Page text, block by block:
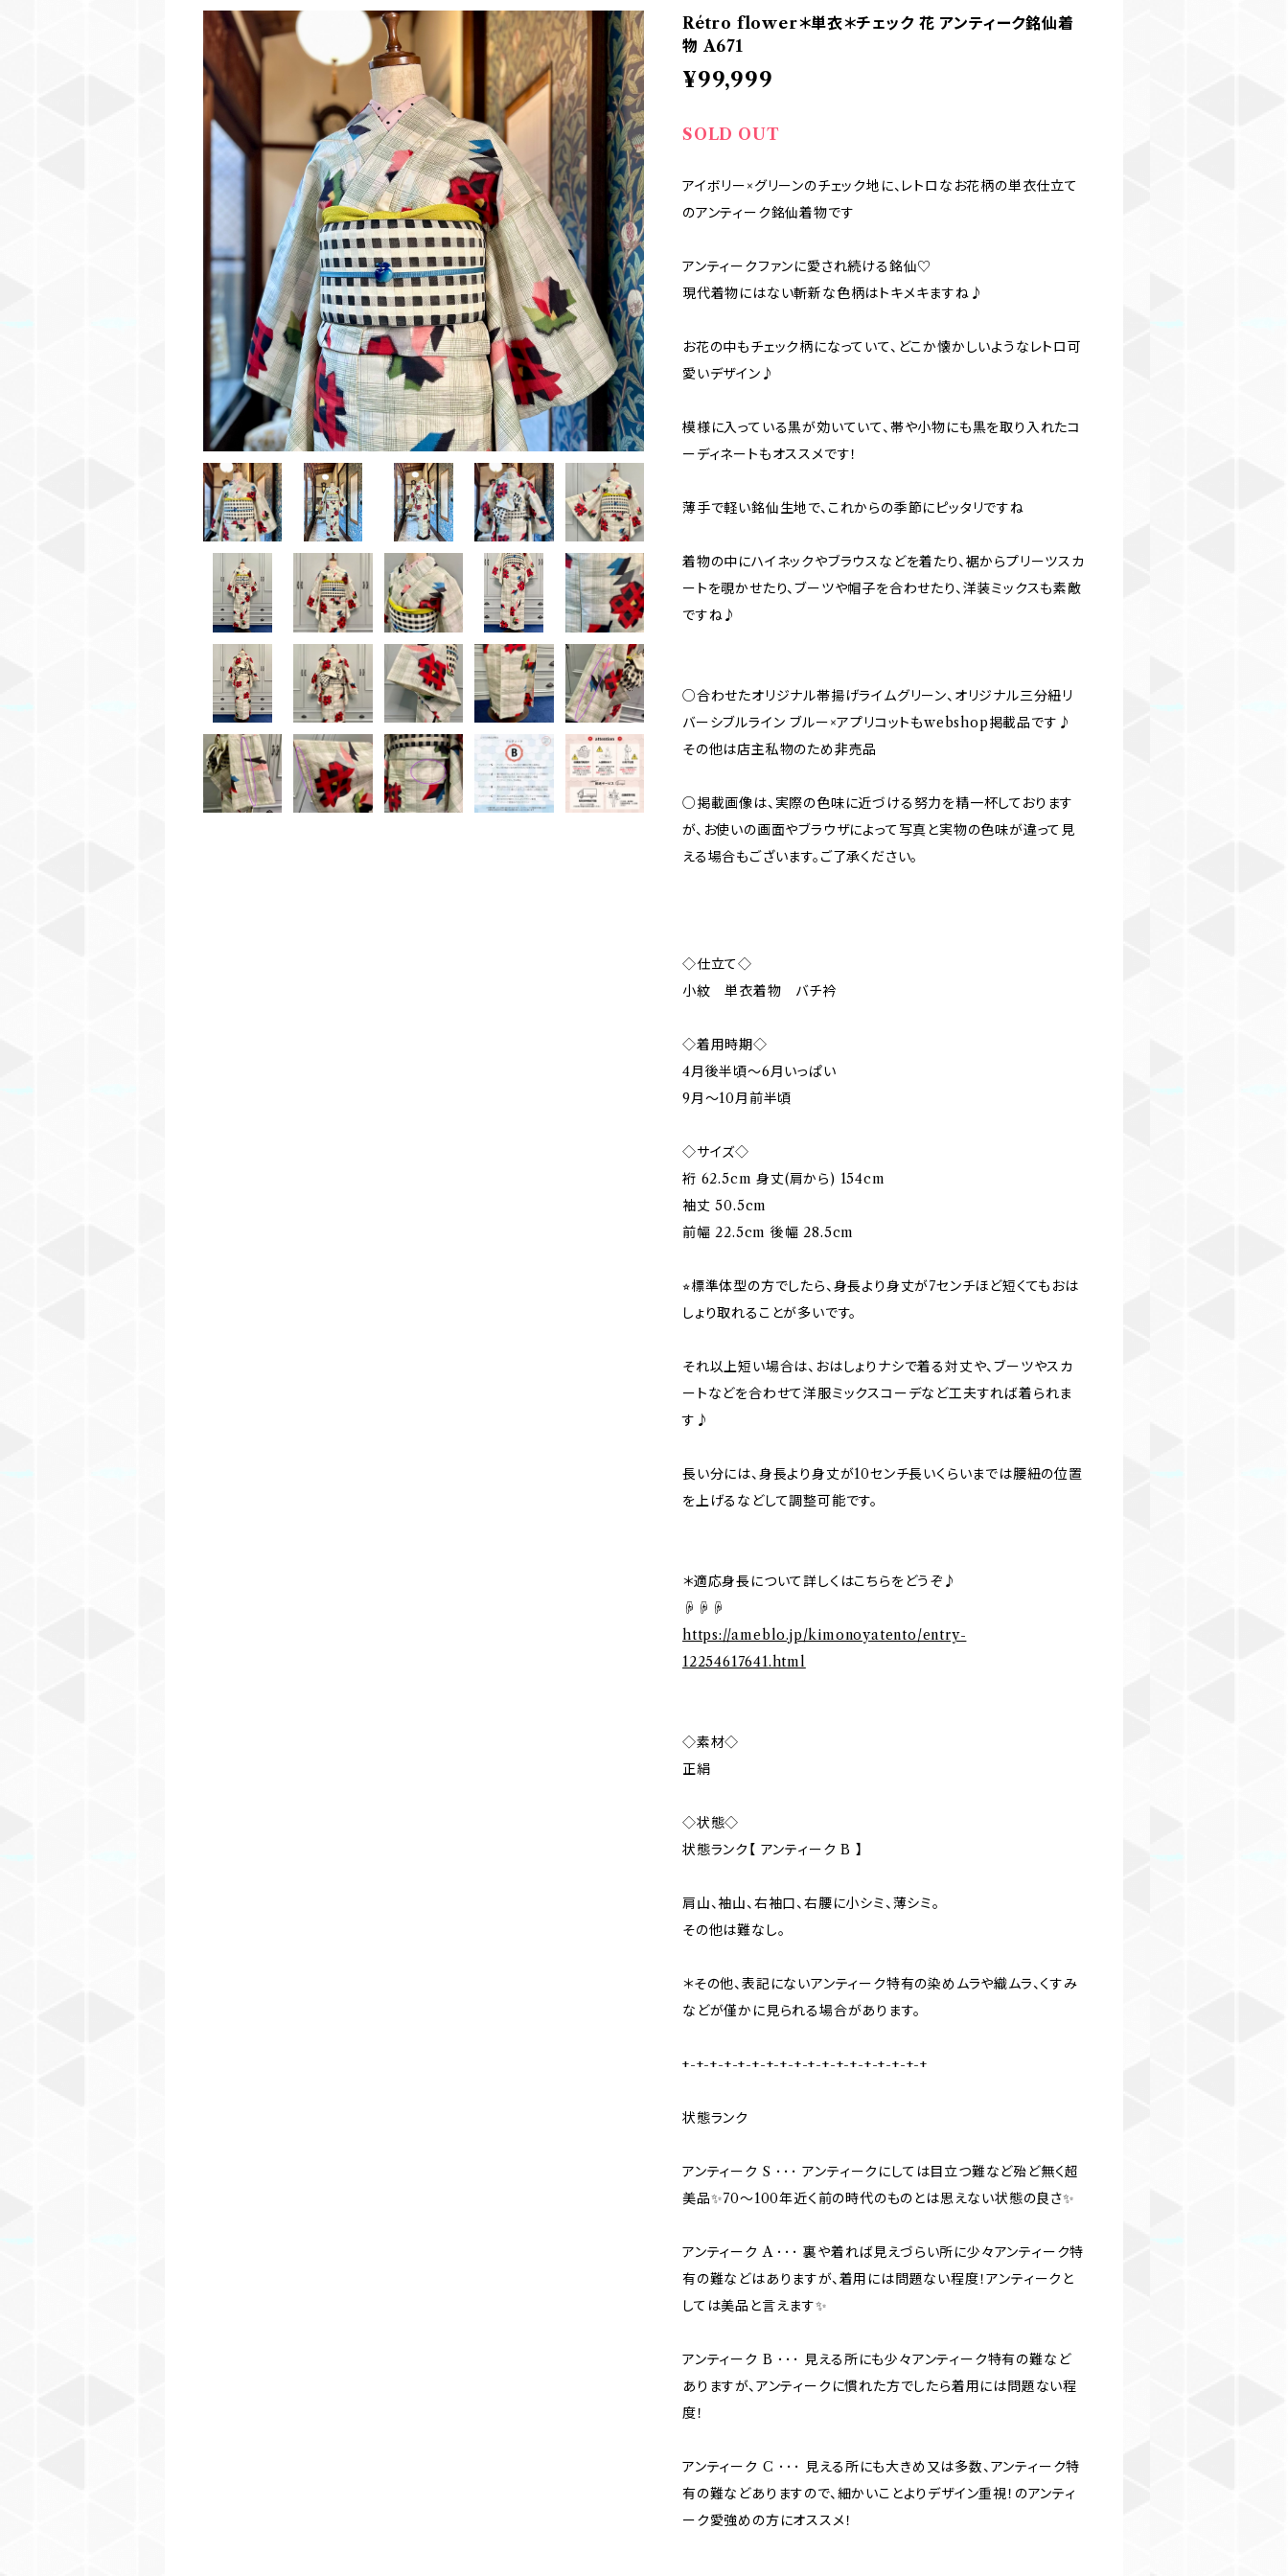
Rétro flower＊単衣＊チェック 花 アンティーク銘仙着
物 A671
¥99,999
SOLD OUT
アイボリー×グリーンのチェック地に、レトロなお花柄の単衣仕立て
のアンティーク銘仙着物です
アンティークファンに愛され続ける銘仙♡
現代着物にはない斬新な色柄はトキメキますね♪
お花の中もチェック柄になっていて、どこか懐かしいようなレトロ可
愛いデザイン♪
模様に入っている黒が効いていて、帯や小物にも黒を取り入れたコ
ーディネートもオススメです！
薄手で軽い銘仙生地で、これからの季節にピッタリですね
着物の中にハイネックやブラウスなどを着たり、裾からプリーツスカ
ートを覗かせたり、ブーツや帽子を合わせたり、洋装ミックスも素敵
ですね♪
○合わせたオリジナル帯揚げライムグリーン、オリジナル三分紐リ
バーシブルライン ブルー×アプリコットもwebshop掲載品です♪
その他は店主私物のため非売品
○掲載画像は、実際の色味に近づける努力を精一杯しております
が、お使いの画面やブラウザによって写真と実物の色味が違って見
える場合もございます。ご了承ください。
◇仕立て◇
小紋 単衣着物 バチ衿
◇着用時期◇
4月後半頃〜6月いっぱい
9月〜10月前半頃
◇サイズ◇
裄 62.5cm 身丈(肩から) 154cm
袖丈 50.5cm
前幅 22.5cm 後幅 28.5cm
⭐︎標準体型の方でしたら、身長より身丈が7センチほど短くてもおは
しょり取れることが多いです。
それ以上短い場合は、おはしょりナシで着る対丈や、ブーツやスカ
ートなどを合わせて洋服ミックスコーデなど工夫すれば着られま
す♪
長い分には、身長より身丈が10センチ長いくらいまでは腰紐の位置
を上げるなどして調整可能です。
＊適応身長について詳しくはこちらをどうぞ♪
☟☟☟
https://ameblo.jp/kimonoyatento/entry-
12254617641.html
◇素材◇
正絹
◇状態◇
状態ランク【 アンティーク B 】
肩山、袖山、右袖口、右腰に小シミ、薄シミ。
その他は難なし。
＊その他、表記にないアンティーク特有の染めムラや織ムラ、くすみ
などが僅かに見られる場合があります。
+-+-+-+-+-+-+-+-+-+-+-+-+-+-+-+-+-+
状態ランク
アンティーク S ･･･ アンティークにしては目立つ難など殆ど無く超
美品✨70〜100年近く前の時代のものとは思えない状態の良さ✨
アンティーク A ･･･ 裏や着れば見えづらい所に少々アンティーク特
有の難などはありますが、着用には問題ない程度！アンティークと
しては美品と言えます✨
アンティーク B ･･･ 見える所にも少々アンティーク特有の難など
ありますが、アンティークに慣れた方でしたら着用には問題ない程
度！
アンティーク C ･･･ 見える所にも大きめ又は多数、アンティーク特
有の難などありますので、細かいことよりデザイン重視！のアンティ
ーク愛強めの方にオススメ！